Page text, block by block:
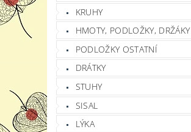
KRUHY
HMOTY, PODLOŽKY, DRŽÁKY
PODLOŽKY OSTATNÍ
DRÁTKY
STUHY
SISAL
LÝKA